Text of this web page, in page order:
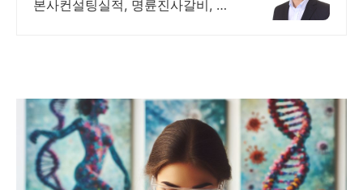
본사컨설팅실적, 명륜진사갈비, 청